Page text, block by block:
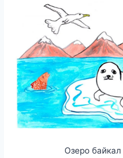
Озеро байкал